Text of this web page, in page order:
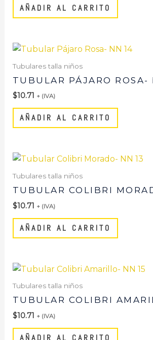
AÑADIR AL CARRITO
Tubulares talla niños
TUBULAR PÁJARO ROSA-
$10.71 + (IVA)
AÑADIR AL CARRITO
Tubulares talla niños
TUBULAR COLIBRI
$10.71 + (IVA)
AÑADIR AL CARRITO
Tubulares talla niños
TUBULAR COLIBRI
$10.71 + (IVA)
AÑADIR AL CARRITO